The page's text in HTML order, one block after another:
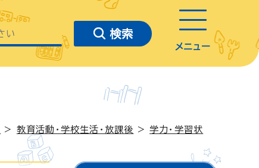
メニュー
> 教育活動・学校生活・放課後 >学力・学習状